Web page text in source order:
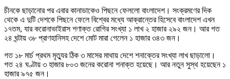
চীনকে ছাড়ানোর পর এবার কানাডাকেও পিছনে ফেললো বাংলাদেশ। সংক্রমণের দিক
থেকে এ দুটি দেশকে পিছনে ফেলে বিশ্বের মধ্যে আক্রান্তের হিসেবে বাংলাদেশ এখন
১৭তম, যার করোনাভাইরাস শণাক্ত রোগির সংখ্যা ১ লাখ ২ হাজার ২৯২ জন। আর গত
২৪ ঘন্টায় ৩৮ প্রাণহানিসহ দেশে মোট মারা গেলেন ১ হাজার ৩৪৩ জন।
গত ১৮ মার্চ প্রথম মৃত্যুর ঠিক ৩ মাসের মাথায় দেশে শনাক্তের সংখ্যা লাখ ছাড়ালো।
গত ২৪ ঘণ্টায় ৩ হাজার ৮০৩ জনের করোনা শনাক্ত হয়েছে। আর নতুন সুস্থ হয়েছেন ১
হাজার ৯৭৫ জন।